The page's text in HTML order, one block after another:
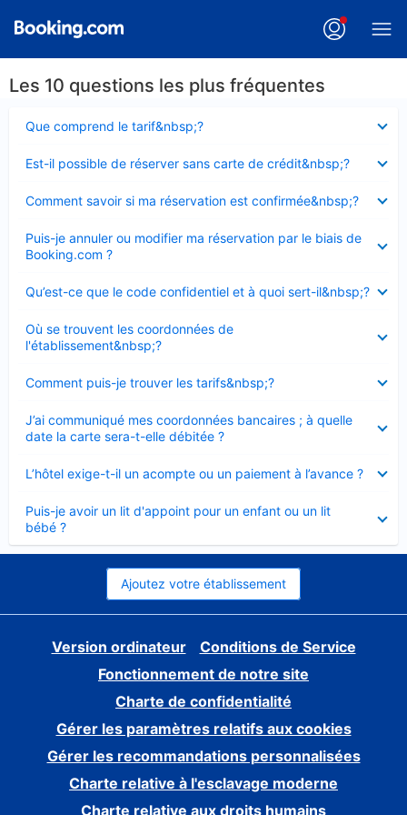
Les 10 questions les plus fréquentes
Que comprend le tarif&nbsp;?
fermé
Est-il possible de réserver sans carte de crédit&nbsp;?
fermé
Comment savoir si ma réservation est confirmée&nbsp;?
fermé
Puis-je annuler ou modifier ma réservation par le biais de
Booking.com ?
fermé
Qu’est-ce que le code confidentiel et à quoi sert-il&nbsp;?
fermé
Où se trouvent les coordonnées de
l'établissement&nbsp;?
fermé
Comment puis-je trouver les tarifs&nbsp;?
fermé
J’ai communiqué mes coordonnées bancaires ; à quelle
date la carte sera-t-elle débitée ?
fermé
L’hôtel exige-t-il un acompte ou un paiement à l’avance ?
fermé
Puis-je avoir un lit d'appoint pour un enfant ou un lit
bébé ?
fermé
Ajoutez votre établissement
Version ordinateur
Conditions de Service
Fonctionnement de notre site
Charte de confidentialité
Gérer les paramètres relatifs aux cookies
Gérer les recommandations personnalisées
Charte relative à l'esclavage moderne
Charte relative aux droits humains